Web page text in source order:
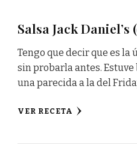
Salsa Jack Daniel’s
Tengo que decir que es la
sin probarla antes.
una parecida a la del
VER RECETA